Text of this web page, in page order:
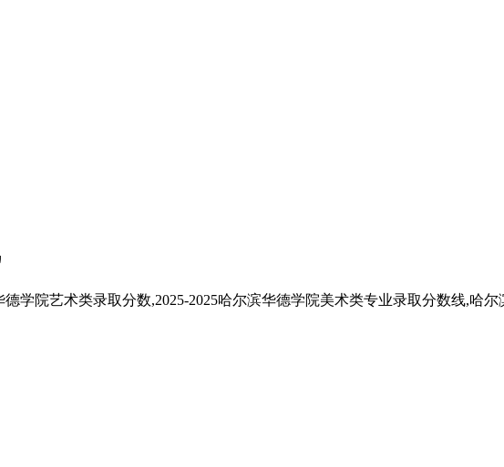
学院艺术类录取分数,2025-2025哈尔滨华德学院美术类专业录取分数线,哈